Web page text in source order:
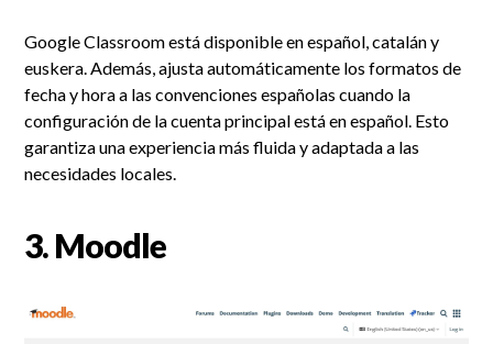
Google Classroom está disponible en español, catalán y
euskera. Además, ajusta automáticamente los formatos de
fecha y hora a las convenciones españolas cuando la
configuración de la cuenta principal está en español. Esto
garantiza una experiencia más fluida y adaptada a las
necesidades locales.
3.Moodle